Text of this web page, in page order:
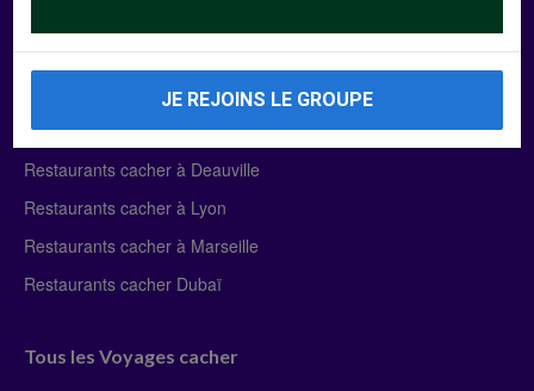
Manger Cacher
Liste des restaurants cacher
Restaurants cacher à Paris
Restaurants cacher à Deauville
Restaurants cacher à Lyon
Restaurants cacher à Marseille
Restaurants cacher Dubaï
Tous les Voyages cacher
JE REJOINS LE GROUPE